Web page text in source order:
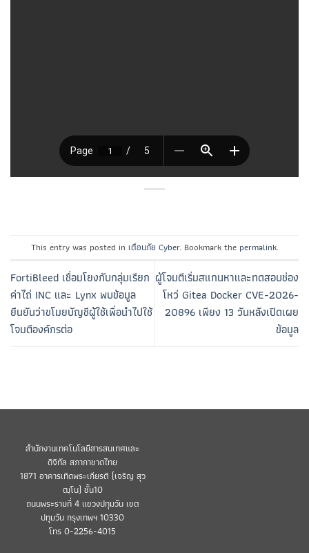
This entry was posted in เตือนภัย Cyber. Bookmark the permalink.
FortiBleed เชื่อมโยงกับกลุ่มเรียก
ค่าไถ่ INC และ Lynx พบข้อมูล
ยืนยันว่าขโมยบัญชีผู้ใช้เพื่อนำไปใช้
โจมตีองค์กรต่อ
ผู้โจมตีเริ่มสแกนหาและทดสอบช่อง
โหว่ Gitea Docker CVE-2026-
20896 เพียง 13 วันหลังเปิดเผย
ข้อมูล
สำนักงานเทคโนโลยีสารสนเทศและ
ดิจิทัล สภากาชาดไทย
1871 อาคารเทิดพระเกียรติ (เจริญ สุว
ฒฺโน) ชั้น10
ถนนพระรามที่ 4 แขวงปทุมวัน เขต
ปทุมวัน กรุงเทพฯ 10330
โทร 0-2256-4015